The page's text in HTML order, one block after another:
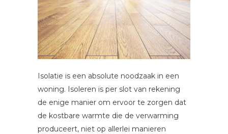
Isolatie is een absolute noodzaak in een
woning. Isoleren is per slot van rekening
de enige manier om ervoor te zorgen dat
de kostbare warmte die de verwarming
produceert, niet op allerlei manieren